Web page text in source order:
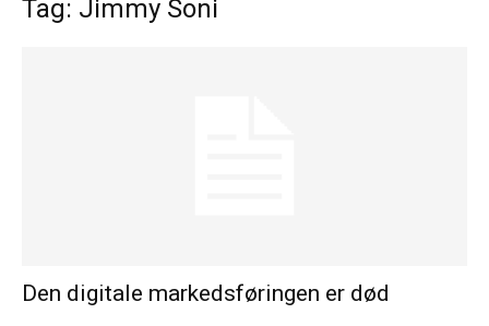
Tag: Jimmy Soni
Den digitale markedsføringen er død